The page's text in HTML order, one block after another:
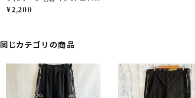
ーフパンツ ショーツ ミリタリーパ
ンツ
¥2,200
同じカテゴリの商品